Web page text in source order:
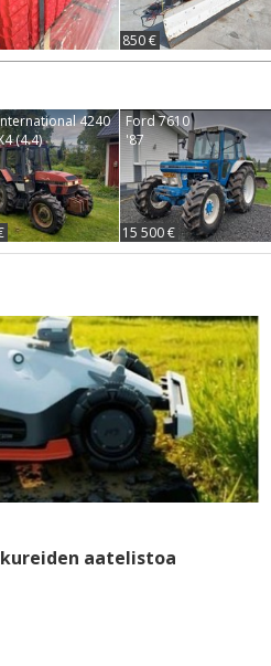
850 €
4240
(4.4)
Ford 7610
'87
15 500 €
aatelistoa